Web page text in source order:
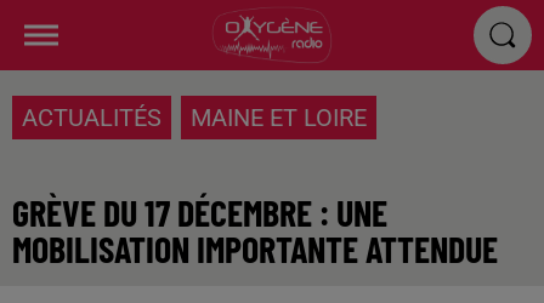
ACTUALITÉS MAINE ET LOIRE
GRÈVE DU 17 DÉCEMBRE : UNE
MOBILISATION IMPORTANTE ATTENDUE